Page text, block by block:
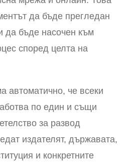
да бъде прегледан
да бъде насочен към
според целта на
автоматично, че всеки
по един и същи
за развод
издателят, държавата,
и конкретните